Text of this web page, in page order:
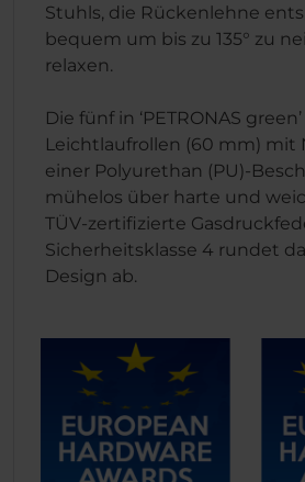
Stuhls, die Rückenlehne
bequem um bis zu 135° zu
relaxen.
Die fünf in ‘PETRONAS
Leichtlaufrollen (60 mm) mit
einer Polyurethan (PU)-
mühelos über harte und
TÜV-zertifizierte
Sicherheitsklasse 4 rundet
Design ab.